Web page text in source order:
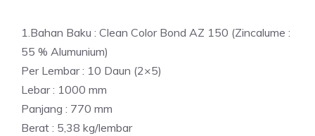
1.Bahan Baku : Clean Color Bond AZ 150 (Zincalume :
55 % Alumunium)
Per Lembar : 10 Daun (2×5)
Lebar : 1000 mm
Panjang : 770 mm
Berat : 5,38 kg/lembar